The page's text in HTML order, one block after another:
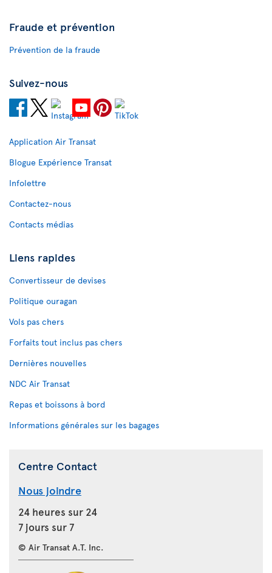
Fraude et prévention
Prévention de la fraude
Suivez-nous
Application Air Transat
Blogue Expérience Transat
Infolettre
Contactez-nous
Contacts médias
Liens rapides
Convertisseur de devises
Politique ouragan
Vols pas chers
Forfaits tout inclus pas chers
Dernières nouvelles
NDC Air Transat
Repas et boissons à bord
Informations générales sur les bagages
Centre Contact
Nous joindre
24 heures sur 24
7 jours sur 7
© Air Transat A.T. Inc.